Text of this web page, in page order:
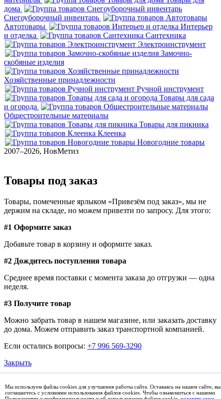
дома
Снегоуборочный инвентарь
Автотовары
Интерьер
и отделка
Сантехника
Электроинструмент
Замочно-
скобяные изделия
Хозяйственные принадлежности
Ручной инструмент
Товары для сада
и огорода
Общестроительные материалы
Товары для пикника
Клеенка
Новогодние товары
2007–2026, НовМетиз
Товары под заказ
Товары, помеченные ярлыком «Привезём под заказ», мы не
держим на складе, но можем привезти по запросу. Для этого:
#1 Оформите заказ
Добавьте товар в корзину и оформите заказ.
#2 Дождитесь поступления товара
Среднее время поставки с момента заказа до отгрузки — одна
неделя.
#3 Получите товар
Можно забрать товар в нашем магазине, или заказать доставку
до дома. Можем отправить заказ транспортной компанией.
Если остались вопросы: +7 996 569-3290
Закрыть
Мы используем файлы cookies для улучшения работы сайта. Оставаясь на нашем сайте, вы
соглашаетесь с условиями использования файлов cookies. Чтобы ознакомиться с нашими